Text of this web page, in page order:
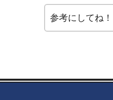
参考にしてね！